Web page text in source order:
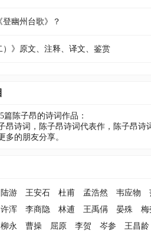
登幽州台歌》？
）》原文、注释、译文、鉴赏
篇陈子昂的诗词作品：
昂诗词，陈子昂诗词代表作，陈子昂
多的朋友分享。
陆游 王安石 杜甫 孟浩然 韦应物
许浑 李商隐 林逋 王禹偁 晏殊 梅
柳永 曹操 屈原 李贺 岑参 王昌龄